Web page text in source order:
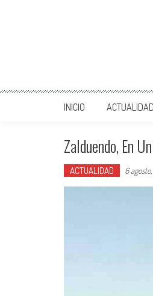
INICIO ACTUALIDAD
Zalduendo, En
ACTUALIDAD 6